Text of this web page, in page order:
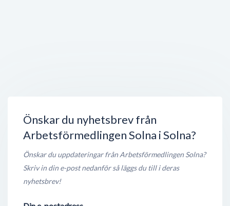
Önskar du nyhetsbrev från
Arbetsförmedlingen Solna i Solna?
Önskar du uppdateringar från Arbetsförmedlingen Solna?
Skriv in din e-post nedanför så läggs du till i deras
nyhetsbrev!